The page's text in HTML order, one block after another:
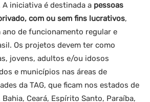
iniciativa é destinada a pessoas
com ou sem fins lucrativos,
ano de funcionamento regular e
Os projetos devem ter como
jovens, adultos e/ou idosos
e municípios nas áreas de
da TAG, que ficam nos estados de
Ceará, Espírito Santo, Paraíba,